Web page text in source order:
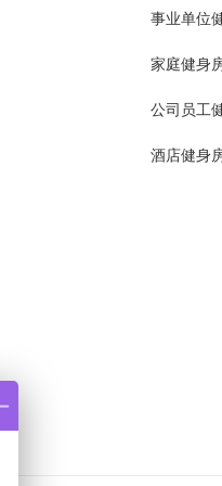
事业单位
家庭健身
公司员工
酒店健身